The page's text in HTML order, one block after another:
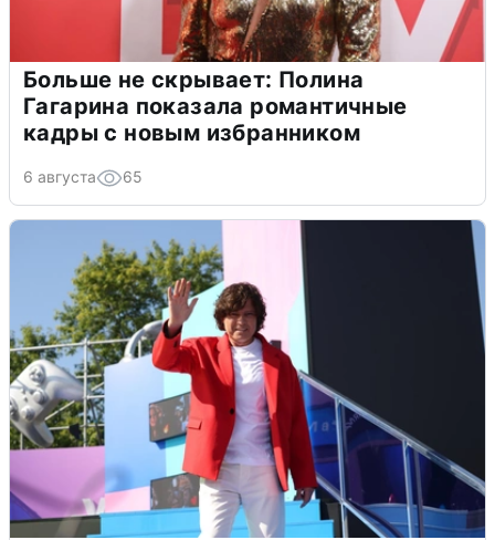
Больше не скрывает: Полина
Гагарина показала романтичные
кадры с новым избранником
6 августа 65